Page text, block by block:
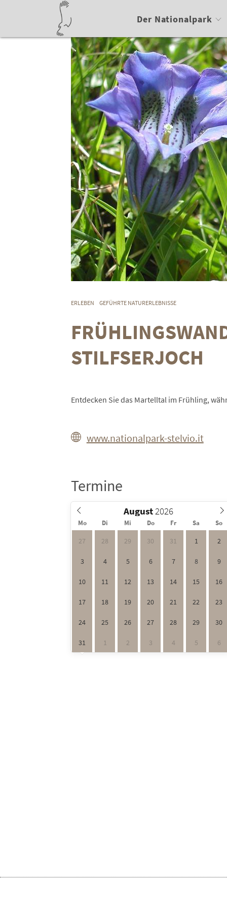
Der Nationalpark
ERLEBEN GEFÜHRTE NATURERLEBNISSE
STILFSERJOCH
Entdecken Sie das Martelltal im Frühling,
www.nationalpark-stelvio.it
Termine
August
Mo Di Mi Do Fr Sa So
27 28 29 30 31 1 2
3 4 5 6 7 8 9
10 11 12 13 14 15 16
17 18 19 20 21 22 23
24 25 26 27 28 29 30
31 1 2 3 4 5 6